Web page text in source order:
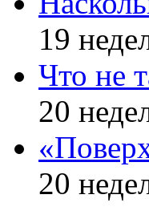
19
Что не
20
20